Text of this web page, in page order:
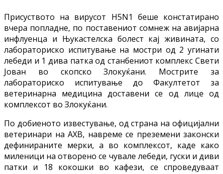
Присуството на вирусот H5N1 беше констатирано
вчера попладне, по поставениот сомнеж на авијарна
инфлуенца и Њукастелска болест кај живината, со
лабораториско испитување на мостри од 2 угинати
лебеди и 1 дива патка од станбениот комплекс Свети
Јован во скопско Злокуќани. Мострите за
лабораториско испитување до Факултетот за
ветеринарна медицина доставени се од лице од
комплексот во Злокуќани.
По добиеното известување, од страна на официјални
ветеринари на АХВ, навреме се преземени законски
дефинираните мерки, а во комплексот, каде како
миленици на отворено се чувале лебеди, гуски и диви
патки и 18 кокошки во кафези, се спроведуваат